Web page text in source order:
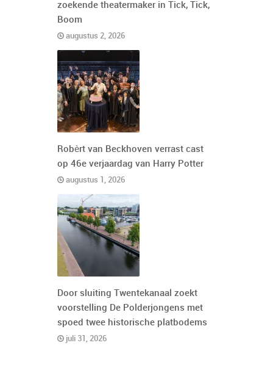
zoekende theatermaker in Tick, Tick,
Boom
augustus 2, 2026
Robèrt van Beckhoven verrast cast
op 46e verjaardag van Harry Potter
augustus 1, 2026
Door sluiting Twentekanaal zoekt
voorstelling De Polderjongens met
spoed twee historische platbodems
juli 31, 2026